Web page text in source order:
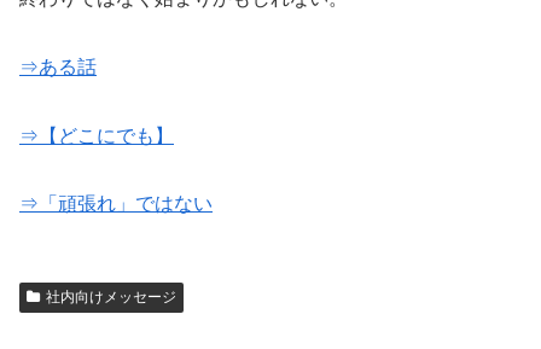
⇒ある話
⇒【どこにでも】
⇒「頑張れ」ではない
社内向けメッセージ